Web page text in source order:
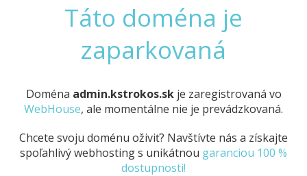
Táto doména je
zaparkovaná
Doména admin.kstrokos.skje zaregistrovaná vo
WebHouse, ale momentálne nie je prevádzkovaná.
Chcete svoju doménu oživiť? Navštívte nás a získajte
spoľahlivý webhosting s unikátnou garanciou 100 %
dostupnosti!